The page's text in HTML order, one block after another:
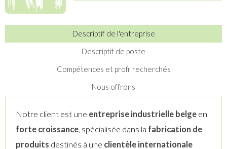
Descriptif de l'entreprise
Descriptif de poste
Compétences et profil recherchés
Nous offrons
Notre client est une entreprise industrielle belge en
forte croissance, spécialisée dans la fabrication de
produits destinés à une clientèle internationale